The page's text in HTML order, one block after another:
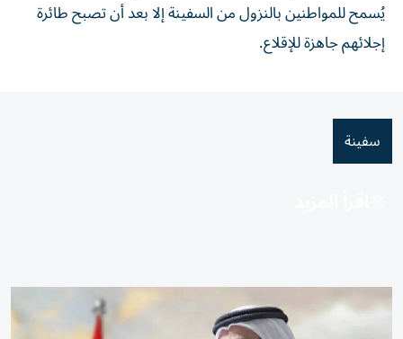
يُسمح للمواطنين بالنزول من السفينة إلا بعد أن تصبح طائرة
⁠إجلائهم جاهزة للإقلاع.
سفينة